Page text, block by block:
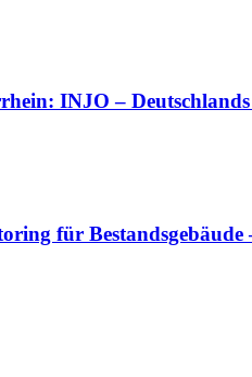
INJO – Deutschlands
für